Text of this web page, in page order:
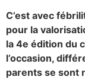
C’est avec
pour la
la 4e édition du
l’occasion,
parents se sont